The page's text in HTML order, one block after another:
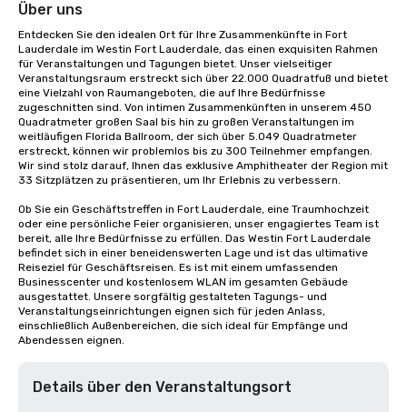
Über uns
Entdecken Sie den idealen Ort für Ihre Zusammenkünfte in Fort
Lauderdale im Westin Fort Lauderdale, das einen exquisiten Rahmen
für Veranstaltungen und Tagungen bietet. Unser vielseitiger
Veranstaltungsraum erstreckt sich über 22.000 Quadratfuß und bietet
eine Vielzahl von Raumangeboten, die auf Ihre Bedürfnisse
zugeschnitten sind. Von intimen Zusammenkünften in unserem 450
Quadratmeter großen Saal bis hin zu großen Veranstaltungen im
weitläufigen Florida Ballroom, der sich über 5.049 Quadratmeter
erstreckt, können wir problemlos bis zu 300 Teilnehmer empfangen.
Wir sind stolz darauf, Ihnen das exklusive Amphitheater der Region mit
33 Sitzplätzen zu präsentieren, um Ihr Erlebnis zu verbessern.
Ob Sie ein Geschäftstreffen in Fort Lauderdale, eine Traumhochzeit
oder eine persönliche Feier organisieren, unser engagiertes Team ist
bereit, alle Ihre Bedürfnisse zu erfüllen. Das Westin Fort Lauderdale
befindet sich in einer beneidenswerten Lage und ist das ultimative
Reiseziel für Geschäftsreisen. Es ist mit einem umfassenden
Businesscenter und kostenlosem WLAN im gesamten Gebäude
ausgestattet. Unsere sorgfältig gestalteten Tagungs- und
Veranstaltungseinrichtungen eignen sich für jeden Anlass,
einschließlich Außenbereichen, die sich ideal für Empfänge und
Abendessen eignen.
Details über den Veranstaltungsort